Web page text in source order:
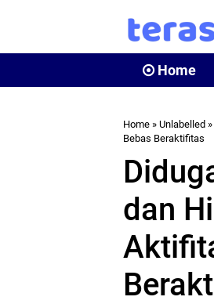
Home
Home » Unlabelled
Bebas Beraktifitas
dan